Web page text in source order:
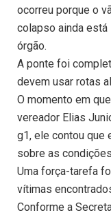
ocorreu porque o
colapso ainda
órgão.
A ponte foi
devem usar rotas
O momento em
vereador Elias
g1, ele contou que
sobre as
Uma força-tarefa
vítimas
Conforme a